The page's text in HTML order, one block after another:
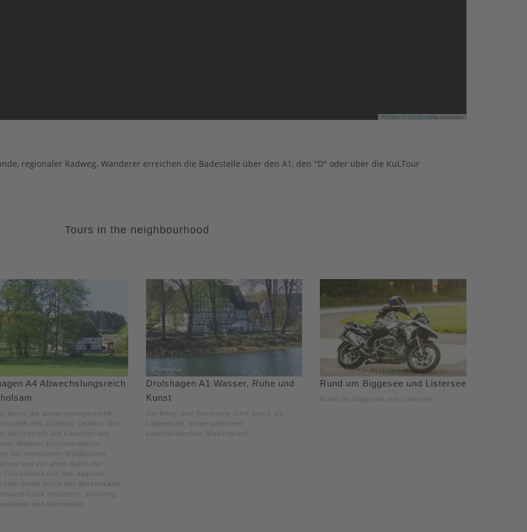
Leaflet OpenStreetMapcontributors
regionaler Radweg. Wanderer erreichen die Badestelle über den A1, den "D" oder über die KuLTour
Tours in the neighbourhood
A4 Abwechslungsreich
durch die abwechslungsreiche
des Dräulzer Landes: Der
durchstreift alle Facetten des
Waldes: Fichtenkulturen
der heimischen Waldbauern,
und vor allem durch die
Trockenheit und den dadurch
Befall durch den Borkenkäfer
stark reduziert), Hauberg,
und Mischwald.
Drolshagen A1 Wasser, Ruhe und
Kunst
Die Berg- und Seenroute führt durch die
Lingemicke, einen typischen
sauerländischen Wiesengrund.
Rund um Biggesee und Listersee
Rund um Biggesee und Listersee